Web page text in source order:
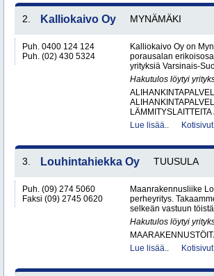
2. Kalliokaivo Oy MYNÄMÄKI
Puh. 0400 124 124
Puh. (02) 430 5324
Kalliokaivo Oy on
porausalan
yrityksiä Varsinais-
Hakutulos löytyi
Lue lisää..
Kotisivut
3. Louhintahiekka Oy TUUSULA
Puh. (09) 274 5060
Faksi (09) 2745 0620
Maanrakennusliike
perheyritys.
selkeän vastuun
Hakutulos löytyi
Lue lisää..
Kotisivut